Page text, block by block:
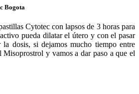
Bogota
Cytotec con lapsos de 3 horas para
pueda dilatar el útero y con el pasar
la dosis, si dejamos mucho tiempo entre
y vamos a dar paso a que el